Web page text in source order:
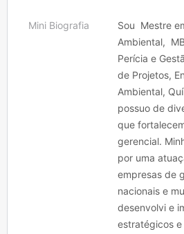
Mini Biografia
Sou Mestre
Ambiental,
Perícia e
de Projetos,
Ambiental,
possuo de
que
gerencial.
por uma
empresas de
nacionais e
desenvolvi e
estratégicos